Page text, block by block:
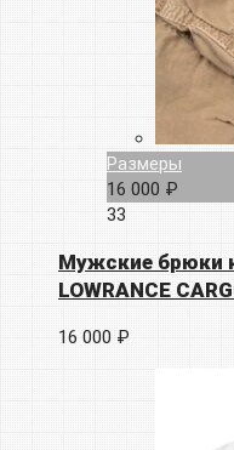
Размеры
16 000 ₽
33
Мужские брюки
LOWRANCE
16 000 ₽